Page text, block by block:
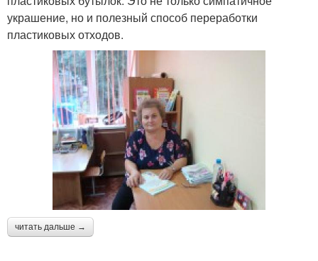
украшение, но и полезный способ переработки
пластиковых отходов.
читать дальше →